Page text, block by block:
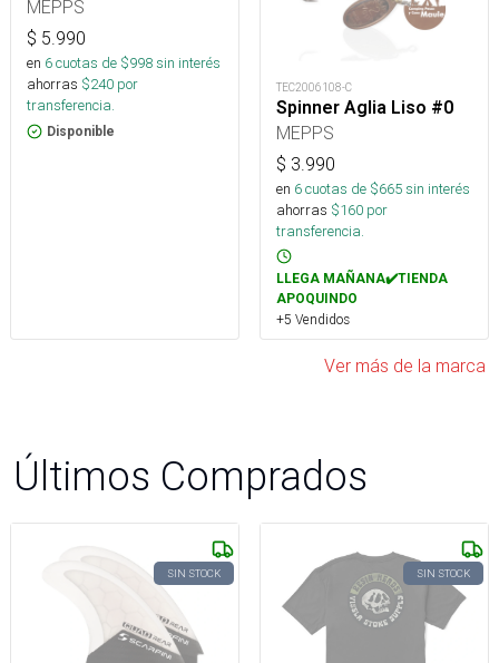
MEPPS
$ 5.990
en 6cuotas de $998sin interés
ahorras $240 por
transferencia.
Disponible
TEC2006108-C
Spinner Aglia Liso #0
MEPPS
$ 3.990
en 6cuotas de $665sin interés
ahorras $160 por
transferencia.
LLEGA MAÑANA✔️TIENDA
APOQUINDO
+5 Vendidos
Ver más de la marca
Últimos Comprados
SIN STOCK SIN STOCK